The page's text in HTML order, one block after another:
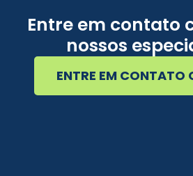
Entre em contato
nossos
ENTRE EM CONTATO